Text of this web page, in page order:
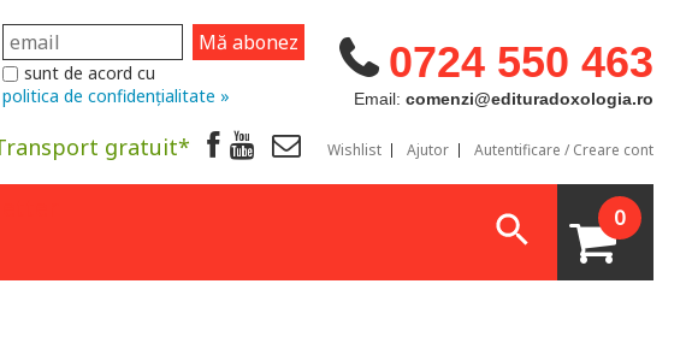
0724 550 463
Email: comenzi@edituradoxologia.ro
sunt de acord cu
politica de confidențialitate »
gratuit* Wishlist Ajutor Autentificare / Creare cont
0